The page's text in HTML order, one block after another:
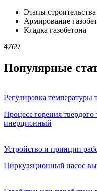
Этапы строительства
Армирование
Кладка газобетона
4769
Популярные
Регулировка температуры
Процесс горения
инерционный
Устройство и принцип
Циркуляционный насос